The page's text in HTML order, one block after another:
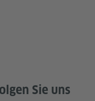
Sie uns